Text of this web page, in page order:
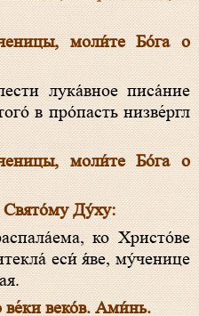
моли́те Бо́га о
в про́пасть низве́ргл
моли́те Бо́га о
Свято́му Ду́ху:
еси́ я́ве, му́ченице
ве́ки веко́в. Ами́нь.